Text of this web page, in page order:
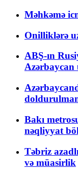
Məhkəmə
Onilliklərə
ABŞ-ın
Bakı
nəqliyyat
Təbriz
və müasirlik